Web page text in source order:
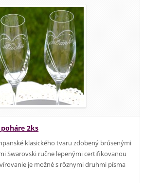
2ks
klasického tvaru zdobený brúsenými
Swarovski ručne lepenými certifikovanou
je možné s rôznymi druhmi písma